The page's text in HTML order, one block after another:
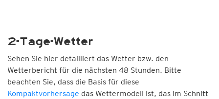
2-Tage-Wetter
Sehen Sie hier detailliert das Wetter bzw. den
Wetterbericht für die nächsten 48 Stunden. Bitte
beachten Sie, dass die Basis für diese
Kompaktvorhersage das Wettermodell ist, das im Schnitt